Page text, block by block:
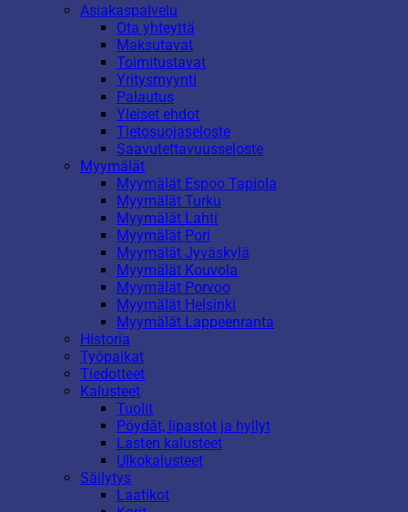
Asiakaspalvelu
Ota yhteyttä
Maksutavat
Toimitustavat
Yritysmyynti
Palautus
Yleiset ehdot
Tietosuojaseloste
Saavutettavuusseloste
Myymälät
Myymälät Espoo Tapiola
Myymälät Turku
Myymälät Lahti
Myymälät Pori
Myymälät Jyväskylä
Myymälät Kouvola
Myymälät Porvoo
Myymälät Helsinki
Myymälät Lappeenranta
Historia
Työpaikat
Tiedotteet
Kalusteet
Tuolit
Pöydät, lipastot ja hyllyt
Lasten kalusteet
Ulkokalusteet
Säilytys
Laatikot